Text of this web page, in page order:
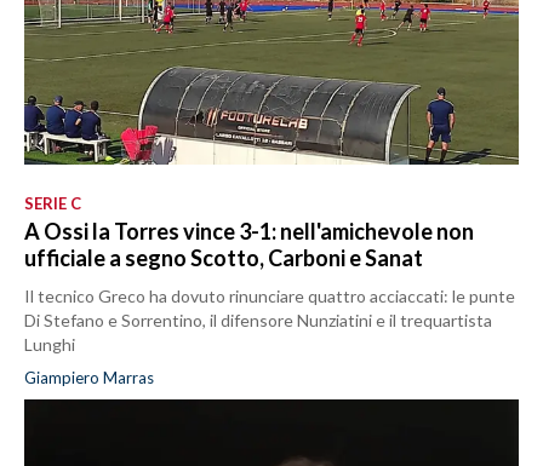
SERIE C
A Ossi la Torres vince 3-1: nell'amichevole non
ufficiale a segno Scotto, Carboni e Sanat
Il tecnico Greco ha dovuto rinunciare quattro acciaccati: le punte
Di Stefano e Sorrentino, il difensore Nunziatini e il trequartista
Lunghi
Giampiero Marras